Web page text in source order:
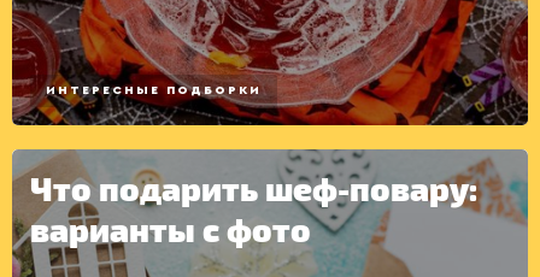
ИНТЕРЕСНЫЕ ПОДБОРКИ
Что подарить шеф-повару:
варианты с фото